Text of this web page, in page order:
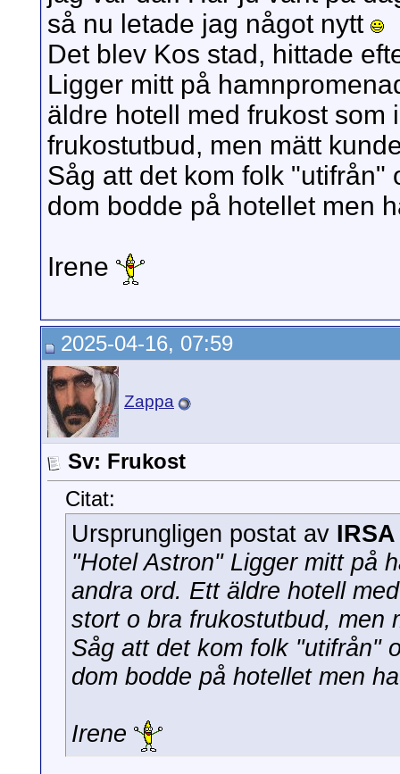
så nu letade jag något nytt
Det blev Kos stad, hittade
Ligger mitt på
äldre hotell med frukost som
frukostutbud, men mätt
Såg att det kom folk "utifrån"
dom bodde på hotellet men
Irene
2025-04-16, 07:59
Zappa
Sv: Frukost
Citat:
Ursprungligen postat av IRSA
"Hotel Astron" Ligger mitt på
andra ord. Ett äldre hotell
stort o bra frukostutbud, men
Såg att det kom folk "utifrån"
dom bodde på hotellet men
Irene